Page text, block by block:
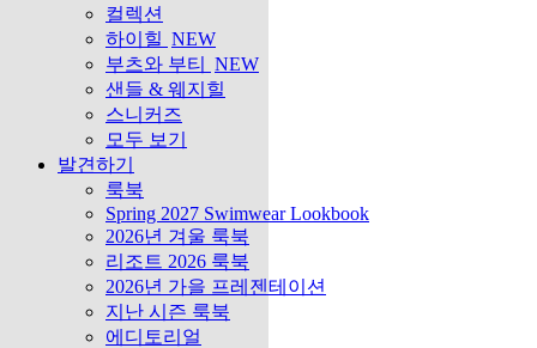
컬렉션
하이힐 NEW
부츠와 부티
NEW
샌들 & 웨지힐
스니커즈
모두 보기
발견하기
룩북
Spring 2027 Swimwear Lookbook
2026년 겨울 룩북
리조트 2026 룩북
2026년 가을 프레젠테이션
지난 시즌 룩북
에디토리얼